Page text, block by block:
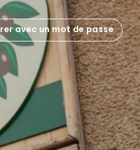
avec un mot de passe